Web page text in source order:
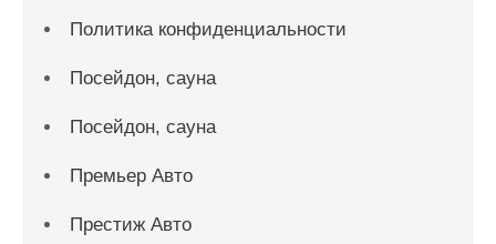
Политика конфиденциальности
Посейдон, сауна
Посейдон, сауна
Премьер Авто
Престиж Авто